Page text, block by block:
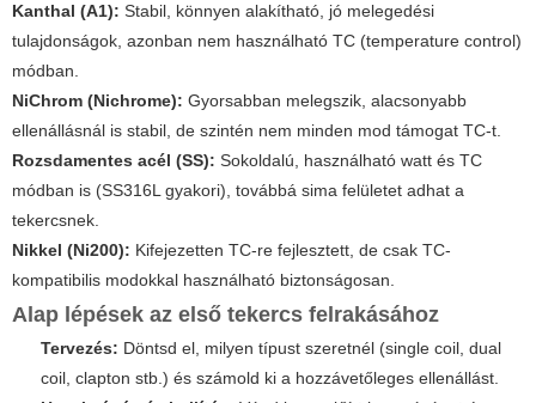
Kanthal (A1): Stabil, könnyen alakítható, jó melegedési
tulajdonságok, azonban nem használható TC (temperature control)
módban.
NiChrom (Nichrome): Gyorsabban melegszik, alacsonyabb
ellenállásnál is stabil, de szintén nem minden mod támogat TC-t.
Rozsdamentes acél (SS): Sokoldalú, használható watt és TC
módban is (SS316L gyakori), továbbá sima felületet adhat a
tekercsnek.
Nikkel (Ni200): Kifejezetten TC-re fejlesztett, de csak TC-
kompatibilis modokkal használható biztonságosan.
Alap lépések az első tekercs felrakásához
Tervezés: Döntsd el, milyen típust szeretnél (single coil, dual
coil, clapton stb.) és számold ki a hozzávetőleges ellenállást.